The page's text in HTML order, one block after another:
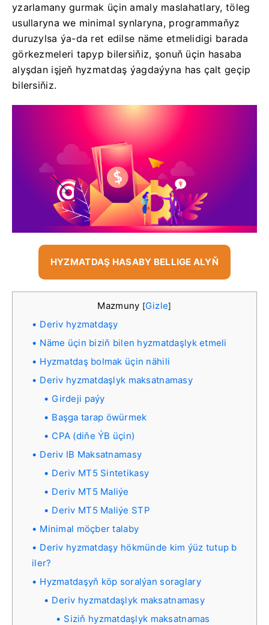
yzarlamany gurmak üçin amaly maslahatlary, töleg
usullaryna we minimal synlaryna, programmaňyz
duruzylsa ýa-da ret edilse näme etmelidigi barada
görkezmeleri tapyp bilersiňiz, şonuň üçin hasaba
alyşdan işjeň hyzmatdaş ýagdaýyna has çalt geçip
bilersiňiz.
HYZMATDAŞ HASABY BELLIGE ALYŇ
Mazmuny [Gizle]
Deriv hyzmatdaşy
Näme üçin biziň bilen hyzmatdaşlyk etmeli
Hyzmatdaş bolmak üçin nähili
Deriv hyzmatdaşlyk maksatnamasy
Girdeji paýy
Başga tarap öwürmek
CPA (diňe ÝB üçin)
Deriv IB Maksatnamasy
Deriv MT5 Sintetikasy
Deriv MT5 Maliýe
Deriv MT5 Maliýe STP
Minimal möçber talaby
Deriv hyzmatdaşy hökmünde kim ýüz tutup b
iler?
Hyzmatdaşyň köp soralýan soraglary
Deriv hyzmatdaşlyk maksatnamasy
Siziň hyzmatdaşlyk maksatnamas